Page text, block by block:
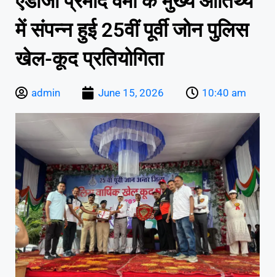
में संपन्न हुई 25वीं पूर्वी जोन पुलिस
खेल-कूद प्रतियोगिता
admin June 15, 2026 10:40 am